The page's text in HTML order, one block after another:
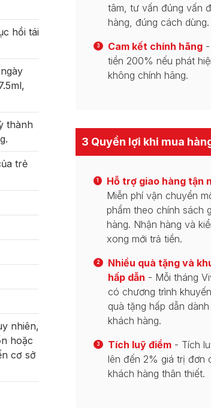
hồi tái
thành
trẻ
nhiên,
hoặc
cơ sở
tâm, tư vấn đúng vấn
hàng, đúng cách dùng.
3 Cam kết chính hãng
tiền 200% nếu phát
không chính hãng.
3 Quyền lợi khi mua
1 Hỗ trợ giao hàng tận
Miễn phí vận chuyển
phẩm theo chính sách
hàng. Nhận hàng và
xong mới trả tiền.
2
Nhiều quà tặng và
hấp dẫn - Mỗi tháng
có chương trình
quà tặng hấp dẫn
khách hàng.
3 Tích luỹ điểm - Tích
lên đến 2% giá trị đơn
khách hàng thân thiết.